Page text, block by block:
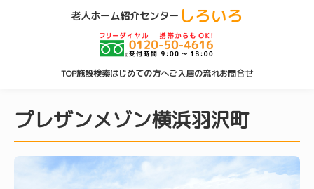
老人ホーム紹介センター しろいろ
TOP施設検索はじめての方へご入居の流れお問合せ
プレザンメゾン横浜羽沢町